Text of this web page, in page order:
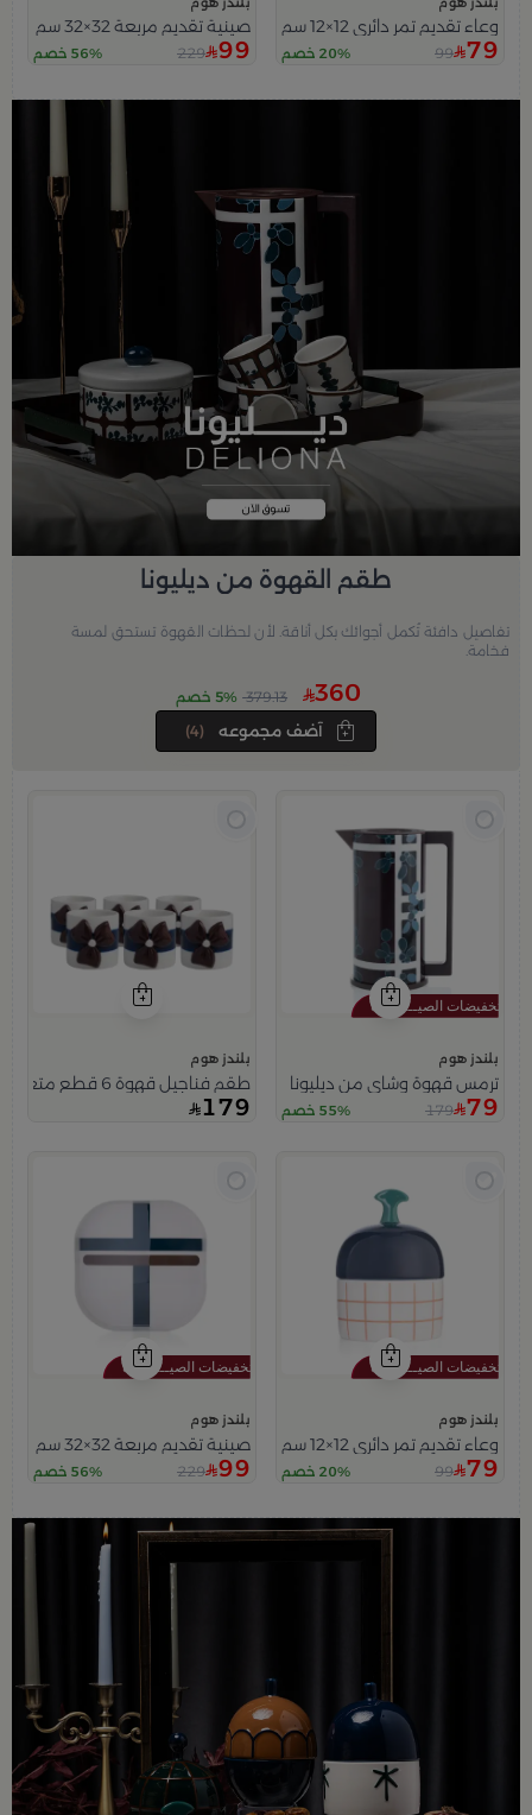
وعاء تقديم تمر دائري 12×12 سم أبيض وأزرق من الخزف الحجري بنقش شبكي من ميرلان
79
99 20% خصم
صينية تقديم مربعة 32×32 سم أبيض متعدد الألوان من الحديد بطباعة هندسية من ميرلان
99
229 56% خصم
طقم القهوة من ديليونا
تفاصيل دافئة تُكمل أجوائك بكل أناقة. لأن لحظات القهوة تستحق لمسة
فخامة.
360
379.13 5% خصم
(4)
بلندز هوم
ترمس قهوة وشاي من ديليونا
79
179 55% خصم
بلندز هوم
طقم فناجيل قهوة 6 قطع متعدد الألوان من ميرلان
179
بلندز هوم
وعاء تقديم تمر دائري 12×12 سم أبيض وأزرق من الخزف الحجري بنقش شبكي من ميرلان
79
99 20% خصم
بلندز هوم
صينية تقديم مربعة 32×32 سم أبيض متعدد الألوان من الحديد بطباعة هندسية من ميرلان
99
229 56% خصم